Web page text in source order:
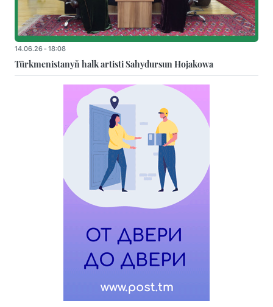
14.06.26 - 18:08
Türkmenistanyň halk artisti Sahydursun Hojakowa